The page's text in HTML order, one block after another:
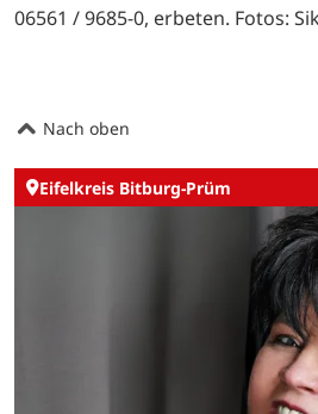
06561 / 9685-0, erbeten. Fotos:
Nach oben
Eifelkreis Bitburg-Prüm